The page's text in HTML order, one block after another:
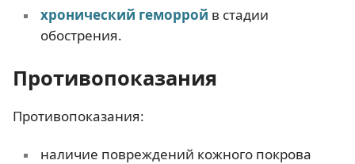
хронический геморрой в стадии
обострения.
Противопоказания
Противопоказания:
наличие повреждений кожного покрова